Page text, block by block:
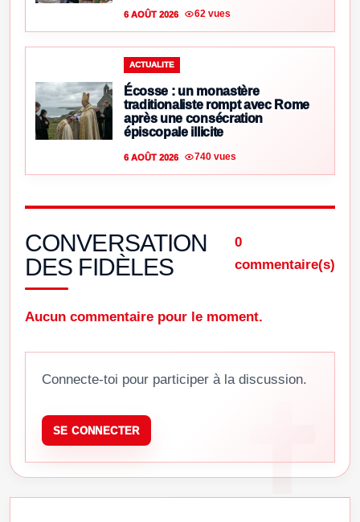
6 AOÛT 2026 62 vues
ACTUALITE
Écosse : un monastère
traditionaliste rompt avec Rome
après une consécration
épiscopale illicite
6 AOÛT 2026 740 vues
CONVERSATION
DES FIDÈLES
0
commentaire(s)
Aucun commentaire pour le moment.
Connecte-toi pour participer à la discussion.
SE CONNECTER